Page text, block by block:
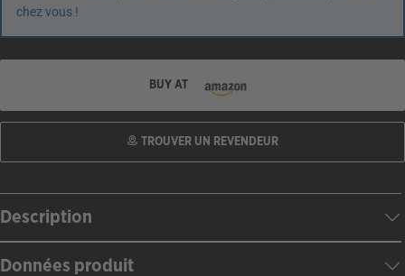
chez vous !
BUY AT
TROUVER UN REVENDEUR
Description
Données produit